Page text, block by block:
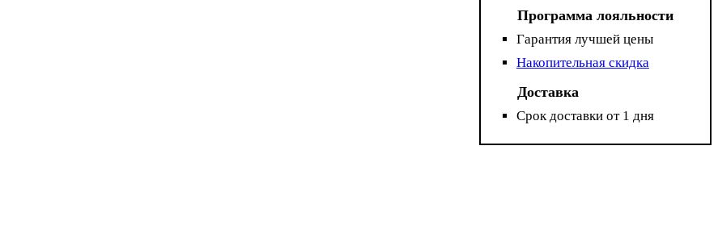
Программа лояльности
Гарантия лучшей цены
Накопительная скидка
Доставка
Срок доставки от 1 дня